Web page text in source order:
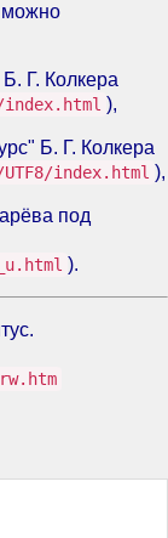
можно
Г. Колкера
index.html ),
Б. Г. Колкера
index.html ),
под
).